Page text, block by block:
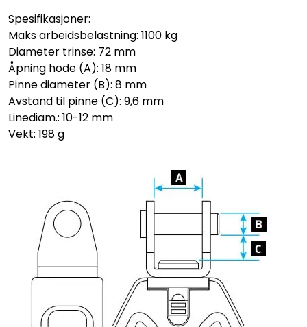
Spesifikasjoner:
Maks arbeidsbelastning: 1100 kg
Diameter trinse: 72 mm
Åpning hode (A): 18 mm
Pinne diameter (B): 8 mm
Avstand til pinne (C): 9,6 mm
Linediam.: 10-12 mm
Vekt: 198 g